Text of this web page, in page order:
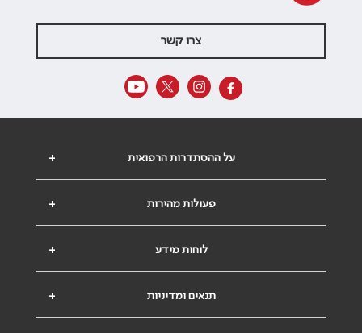
צרו קשר
+ על ההסתדרות הרפואית
+ פעולות מהירות
+ לוחות מידע
+ תנאים ומדיניות